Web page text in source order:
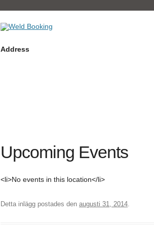
Weld Booking
Address
Upcoming Events
<li>No events in this location</li>
Detta inlägg postades den augusti 31, 2014.